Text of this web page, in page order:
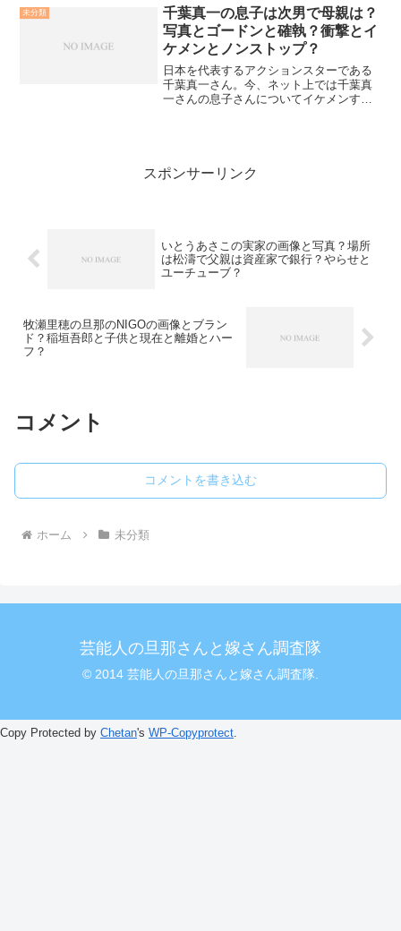
ベッカム氏の華やかな生活を追っていこ
うと思います。ベッカムの...
未分類
千葉真一の息子は次男で母親は？
写真とゴードンと確執？衝撃とイ
ケメンとノンストップ？
日本を代表するアクションスターである
千葉真一さん。今、ネット上では千葉真
一さんの息子さんについてイケメンすぎ
スポンサーリンク
いとうあさこの実家の画像と写真？場所
は松濤で父親は資産家で銀行？やらせと
ユーチューブ？
牧瀬里穂の旦那のNIGOの画像とブラン
ド？稲垣吾郎と子供と現在と離婚とハー
フ？
コメント
コメントを書き込む
ホーム 未分類
芸能人の旦那さんと嫁さん調査隊
© 2014 芸能人の旦那さんと嫁さん調査隊.
Copy Protected by Chetan's WP-Copyprotect